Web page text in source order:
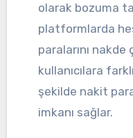
olarak bozuma
platformlarda
paralarını
kullanıcılara
şekilde nakit
imkanı sağlar.